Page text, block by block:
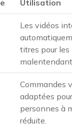
Utilisation
Les vidéos
titres pour les
Commandes
adaptées
personnes à
réduite.